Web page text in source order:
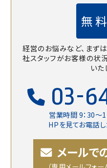
無
経営のお悩みなど、まず
社スタッフがお客様の状
いた
03-
営業時間 9：30〜
HPを見てお電話
メールで